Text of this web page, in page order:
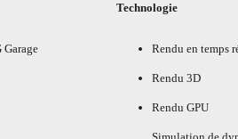
Garage
Technologie
Rendu en temps
Rendu 3D
Rendu GPU